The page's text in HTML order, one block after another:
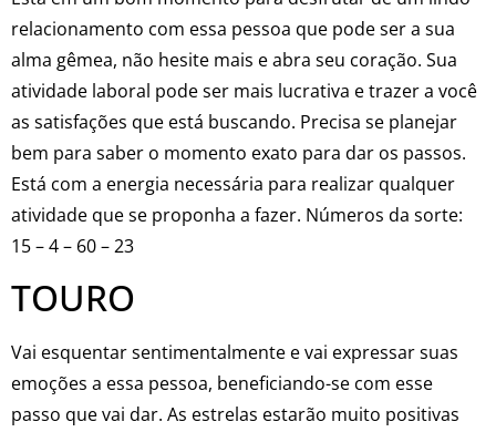
relacionamento com essa pessoa que pode ser a sua
alma gêmea, não hesite mais e abra seu coração. Sua
atividade laboral pode ser mais lucrativa e trazer a você
as satisfações que está buscando. Precisa se planejar
bem para saber o momento exato para dar os passos.
Está com a energia necessária para realizar qualquer
atividade que se proponha a fazer. Números da sorte:
15 – 4 – 60 – 23
TOURO
Vai esquentar sentimentalmente e vai expressar suas
emoções a essa pessoa, beneficiando-se com esse
passo que vai dar. As estrelas estarão muito positivas